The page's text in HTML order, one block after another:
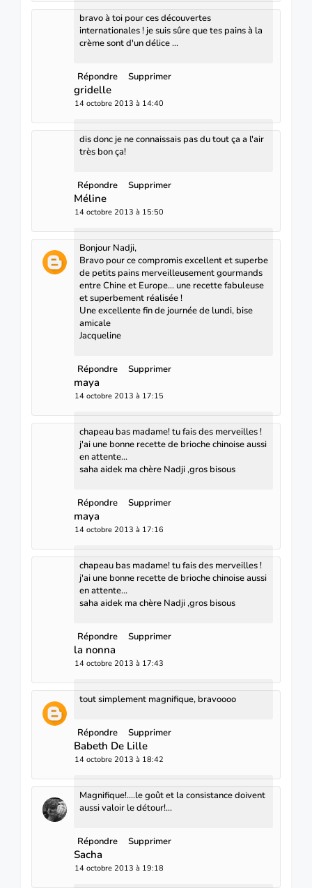
bravo à toi pour ces découvertes
internationales ! je suis sûre que tes pains à la
crème sont d'un délice ...
Répondre Supprimer
gridelle
14 octobre 2013 à 14:40
dis donc je ne connaissais pas du tout ça a l'air
très bon ça!
Répondre Supprimer
Méline
14 octobre 2013 à 15:50
Bonjour Nadji,
Bravo pour ce compromis excellent et superbe
de petits pains merveilleusement gourmands
entre Chine et Europe... une recette fabuleuse
et superbement réalisée !
Une excellente fin de journée de lundi, bise
amicale
Jacqueline
Répondre Supprimer
maya
14 octobre 2013 à 17:15
chapeau bas madame! tu fais des merveilles !
j'ai une bonne recette de brioche chinoise aussi
en attente...
saha aidek ma chère Nadji ,gros bisous
Répondre Supprimer
maya
14 octobre 2013 à 17:16
chapeau bas madame! tu fais des merveilles !
j'ai une bonne recette de brioche chinoise aussi
en attente...
saha aidek ma chère Nadji ,gros bisous
Répondre Supprimer
la nonna
14 octobre 2013 à 17:43
tout simplement magnifique, bravoooo
Répondre Supprimer
Babeth De Lille
14 octobre 2013 à 18:42
Magnifique!....le goût et la consistance doivent
aussi valoir le détour!...
Répondre Supprimer
Sacha
14 octobre 2013 à 19:18